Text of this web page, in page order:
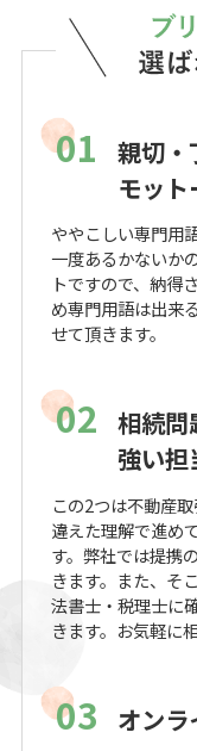
01
親切・
モット
ややこしい専門用
一度あるかないか
トですので、納得
め専門用語は出来
せて頂きます。
02 相続問
強い担
この2つは不動産
違えた理解で進め
す。弊社では提携
きます。また、そ
法書士・税理士に
きます。お気軽に
03 オンラ